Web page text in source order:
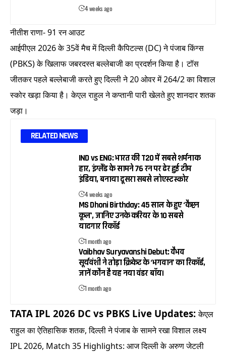
4 weeks ago
नीतीश राणा- 91 रन आउट
आईपीएल 2026 के 35वें मैच में दिल्ली कैपिटल्स (DC) ने पंजाब किंग्स
(PBKS) के खिलाफ जबरदस्त बल्लेबाजी का प्रदर्शन किया है। टॉस
जीतकर पहले बल्लेबाजी करते हुए दिल्ली ने 20 ओवर में 264/2 का विशाल
स्कोर खड़ा किया है। केएल राहुल ने कप्तानी पारी खेलते हुए शानदार शतक
जड़ा।
RELATED NEWS
IND vs ENG: भारत की T20 में सबसे शर्मनाक
हार, इंग्लैंड के सामने 76 रन पर ढेर हुई टीम
इंडिया, बनाया दूसरा सबसे लोएस्ट स्कोर
4 weeks ago
MS Dhoni Birthday: 45 साल के हुए ‘कैप्टन
कूल’, जानिए उनके करियर के 10 सबसे
यादगार रिकॉर्ड
1 month ago
Vaibhav Suryavanshi Debut: वैभव
सूर्यवंशी ने तोड़ा क्रिकेट के ‘भगवान’ का रिकॉर्ड,
जानें कौन है यह नया वंडर बॉय।
1 month ago
TATA IPL 2026 DC vs PBKS Live Updates: केएल
राहुल का ऐतिहासिक शतक, दिल्ली ने पंजाब के सामने रखा विशाल लक्ष्य
IPL 2026, Match 35 Highlights: आज दिल्ली के अरुण जेटली